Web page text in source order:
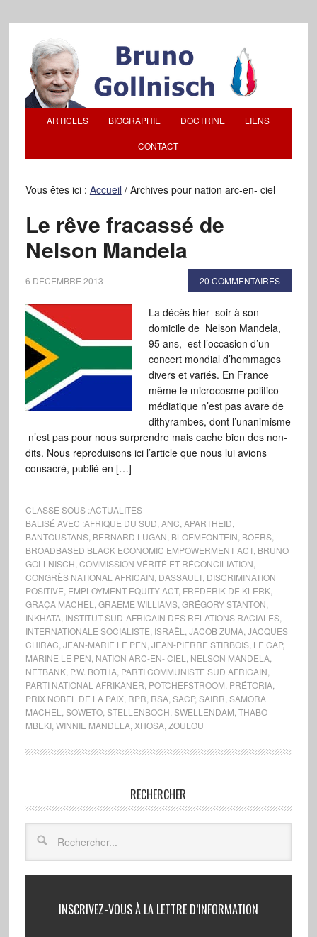
ARTICLES BIOGRAPHIE DOCTRINE LIENS
CONTACT
Vous êtes ici : Accueil /Archives pour nation arc-en- ciel
Le rêve fracassé de
Nelson Mandela
6 DÉCEMBRE 2013 20 COMMENTAIRES
La décès hier soir à son
domicile de Nelson Mandela,
95 ans, est l’occasion d’un
concert mondial d’hommages
divers et variés. En France
même le microcosme politico-
médiatique n’est pas avare de
dithyrambes, dont l’unanimisme
n’est pas pour nous surprendre mais cache bien des non-
dits. Nous reproduisons ici l’article que nous lui avions
consacré, publié en […]
CLASSÉ SOUS :ACTUALITÉS
BALISÉ AVEC :AFRIQUE DU SUD ANC APARTHEID
BANTOUSTANS, BERNARD LUGAN BLOEMFONTEIN BOERS,
BROADBASED BLACK ECONOMIC EMPOWERMENT ACT, BRUNO
GOLLNISCH COMMISSION VÉRITÉ ET RÉCONCILIATION
CONGRÈS NATIONAL AFRICAIN DASSAULT, DISCRIMINATION
POSITIVE EMPLOYMENT EQUITY ACT, FREDERIK DE KLERK,
GRAÇA MACHEL
GRAEME WILLIAMS, GRÉGORY STANTON
INKHATA, INSTITUT SUD-AFRICAIN DES RELATIONS RACIALES,
INTERNATIONALE SOCIALISTE ISRAËL JACOB ZUMA, JACQUES
CHIRAC JEAN-MARIE LE PEN JEAN-PIERRE STIRBOIS, LE CAP,
MARINE LE PEN NATION ARC-EN- CIEL NELSON MANDELA,
NETBANK, P.W. BOTHA, PARTI COMMUNISTE SUD AFRICAIN
PARTI NATIONAL AFRIKANER POTCHEFSTROOM PRÉTORIA,
PRIX NOBEL DE LA PAIX, RPR RSA, SACP, SAIRR SAMORA
MACHEL
SOWETO, STELLENBOCH SWELLENDAM THABO
MBEKI, WINNIE MANDELA, XHOSA, ZOULOU
RECHERCHER
INSCRIVEZ-VOUS À LA LETTRE D’INFORMATION